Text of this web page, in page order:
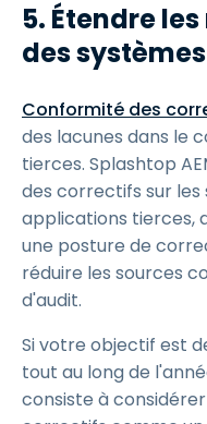
5. Étendre
des
Conformité des
des lacunes dans le
tierces. Splashtop
des correctifs sur
applications tierces,
une posture de
réduire les sources
d'audit.
Si votre objectif est
tout au long de
consiste à